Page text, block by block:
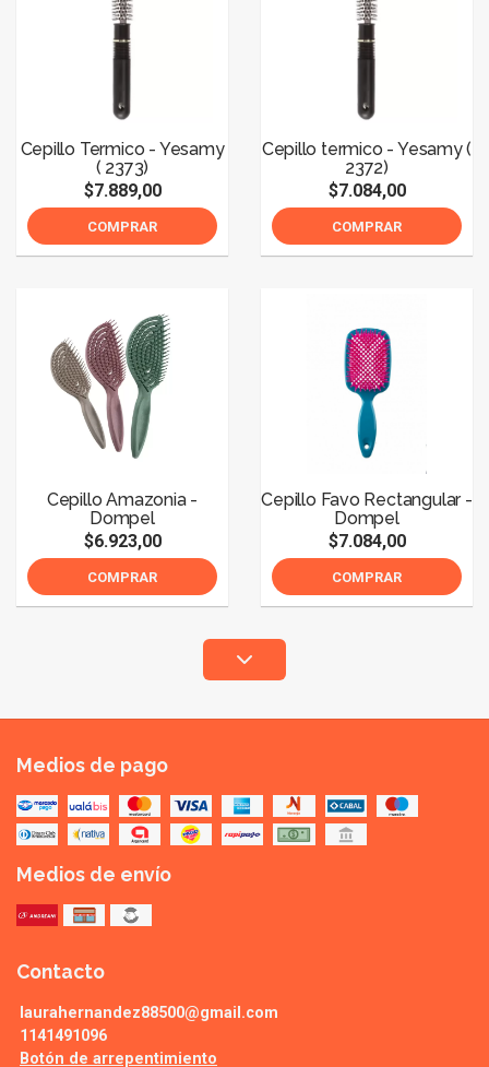
Cepillo Termico - Yesamy
( 2373)
$7.889,00
COMPRAR
Cepillo termico - Yesamy (
2372)
$7.084,00
COMPRAR
Cepillo Amazonia -
Dompel
$6.923,00
COMPRAR
Cepillo Favo Rectangular -
Dompel
$7.084,00
COMPRAR
Medios de pago
Medios de envío
Contacto
laurahernandez88500@gmail.com
1141491096
Botón de arrepentimiento